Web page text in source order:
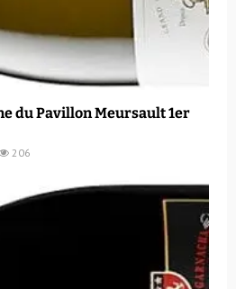
du Pavillon Meursault 1er
206